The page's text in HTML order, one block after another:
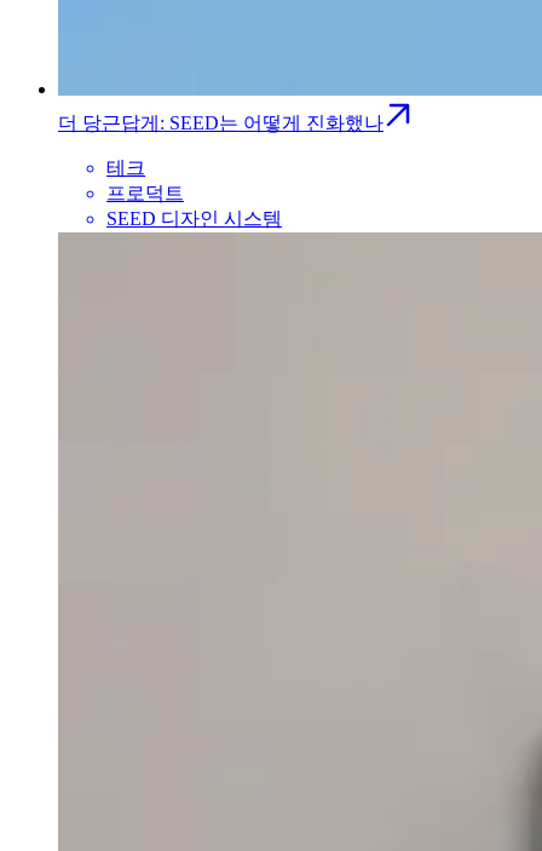
더 당근답게: SEED는 어떻게 진화했나
테크
프로덕트
SEED 디자인 시스템